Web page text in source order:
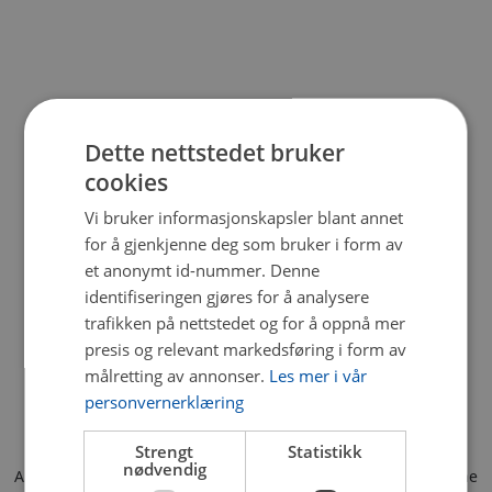
Application error: a client-side exception has occurred (see the
Dette nettstedet bruker
cookies
Vi bruker informasjonskapsler blant annet
for å gjenkjenne deg som bruker i form av
et anonymt id-nummer. Denne
identifiseringen gjøres for å analysere
trafikken på nettstedet og for å oppnå mer
presis og relevant markedsføring i form av
målretting av annonser. Les mer i vår
personvernerklæring
Strengt
nødvendig
Statistikk